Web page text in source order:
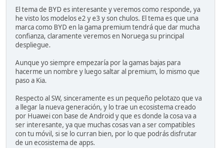
El tema de BYD es interesante y veremos como responde, ya
he visto los modelos e2 y e3 y son chulos. El tema es que una
marca como BYD en la gama premium tendrá que dar mucha
confianza, claramente veremos en Noruega su principal
despliegue.
Aunque yo siempre empezaría por la gamas bajas para
hacerme un nombre y luego saltar al premium, lo mismo que
paso a Kia.
Respecto al SW, sinceramente es un pequeño pelotazo que va
a llegar la nueva generación, y lo trae un ecosistema creado
por Huawei con base de Android y que es donde la cosa va a
ser interesante, ya que muchas cosas van a ser compatibles
con tu móvil, si se lo curran bien, por lo que podrás disfrutar
de un ecosistema de apps.